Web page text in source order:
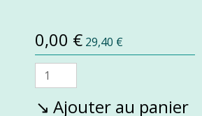
Prix
promo
0,00 € Prix
normal
29,40 €
Quantité
Ajouter au panier